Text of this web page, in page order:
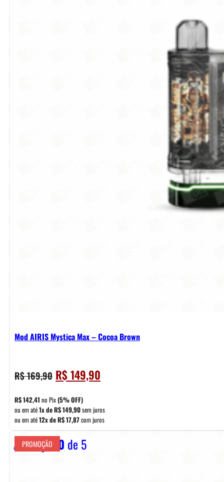
Mod AIRIS Mystica Max – Cocoa Brown
R$169,90 O
preço
original
era:
R$ 169,90.
R$149,90
preço
é:
R$ 149,90.
R$142,41 no Pix(5% OFF)
ou em até1x deR$149,90sem juros
ou em até12x deR$17,87com juros
Avaliação 0 de 5
PROMOÇÃO